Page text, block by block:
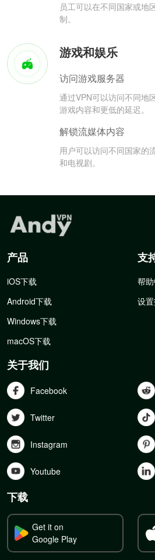
员工可以在不同国家或地
制。
游戏和娱乐
访问游戏服务器
通过VPN可以访问不同地
游戏内容和更低的延迟。
解锁流媒体内容
用户可以访问不同国家的
和电视剧。
产品
iOS下载
Android下载
Windows下载
macOS下载
支
帮
设
关于我们
Facebook
Twitter
Instagram
Youtube
下载
Get it on
Google Play